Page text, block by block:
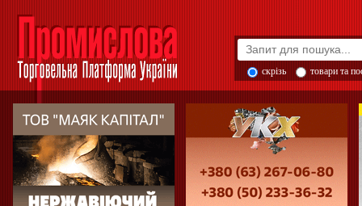
скрізь товари та